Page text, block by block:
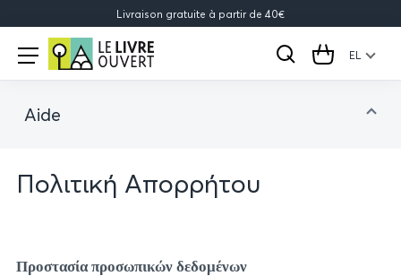
Livraison gratuite à partir de 40€
Le
Livre
Ouvert
Open
menu
Rechercher
Cart EL
Aide
Expédition & Livraison
Πολιτική Απορρήτου
Προστασία προσωπικών δεδομένων